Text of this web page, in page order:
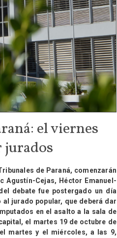
el viernes
jurados
de Paraná, comenzarán
Agustín-Cejas, Héctor Emanuel-
debate fue postergado un día
jurado popular, que deberá dar
en el asalto a la sala de
el martes 19 de octubre de
martes y el miércoles, a las 9,